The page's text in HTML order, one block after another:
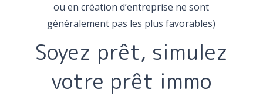
ou en création d’entreprise ne sont
généralement pas les plus favorables)
Soyez prêt, simulez
votre prêt immo